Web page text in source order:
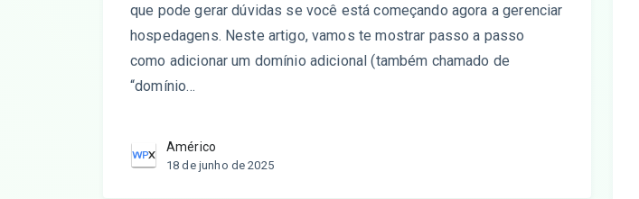
que pode gerar dúvidas se você está começando agora a gerenciar
hospedagens. Neste artigo, vamos te mostrar passo a passo
como adicionar um domínio adicional (também chamado de
“domínio…
Américo
18 de junho de 2025